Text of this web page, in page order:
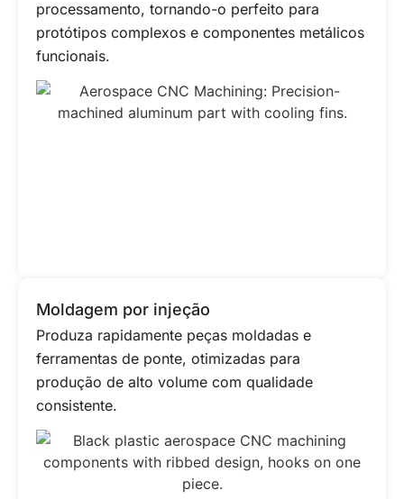
processamento, tornando-o perfeito para
protótipos complexos e componentes metálicos
funcionais.
Moldagem por injeção
Produza rapidamente peças moldadas e
ferramentas de ponte, otimizadas para
produção de alto volume com qualidade
consistente.